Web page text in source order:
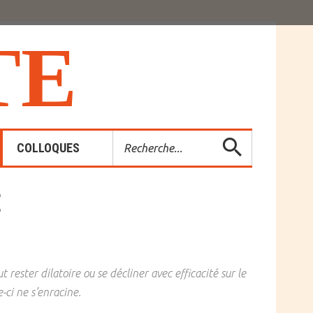
E
COLLOQUES
Rendus
Rechercher
rester dilatoire ou se décliner avec efficacité sur le
ne s’enracine.